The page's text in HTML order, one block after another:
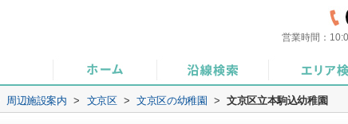
営業時間：
周辺施設案内 > 文京区 > 文京区の幼稚園 > 文京区立本駒込幼稚園